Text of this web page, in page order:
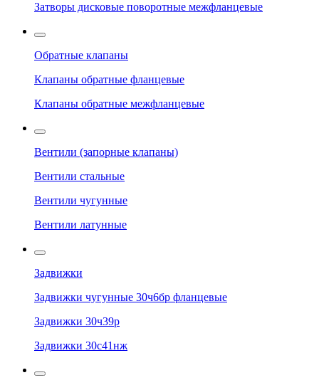
Затворы дисковые поворотные межфланцевые
Обратные клапаны
Клапаны обратные фланцевые
Клапаны обратные межфланцевые
Вентили (запорные клапаны)
Вентили стальные
Вентили чугунные
Вентили латунные
Задвижки
Задвижки чугунные 30ч6бр фланцевые
Задвижки 30ч39р
Задвижки 30с41нж